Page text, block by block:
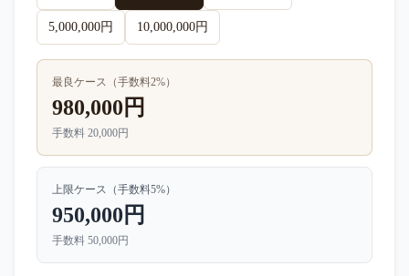
5,000,000円 10,000,000円
最良ケース（手数料2%）
980,000円
手数料 20,000円
上限ケース（手数料5%）
950,000円
手数料 50,000円